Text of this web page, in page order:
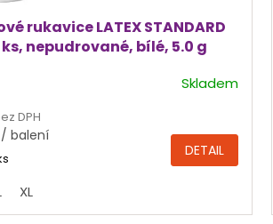
rukavice LATEX STANDARD
ks, nepudrované, bílé, 5.0 g
Skladem
DPH
/ balení
DETAIL
XL